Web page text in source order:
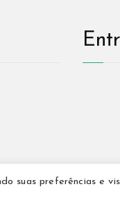
Ambientes All
suas preferências e